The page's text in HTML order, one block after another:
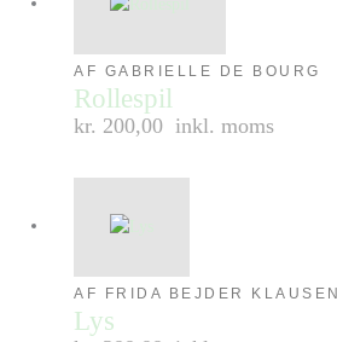
AF GABRIELLE DE BOURG
Rollespil
kr. 200,00 inkl. moms
AF FRIDA BEJDER KLAUSEN
Lys